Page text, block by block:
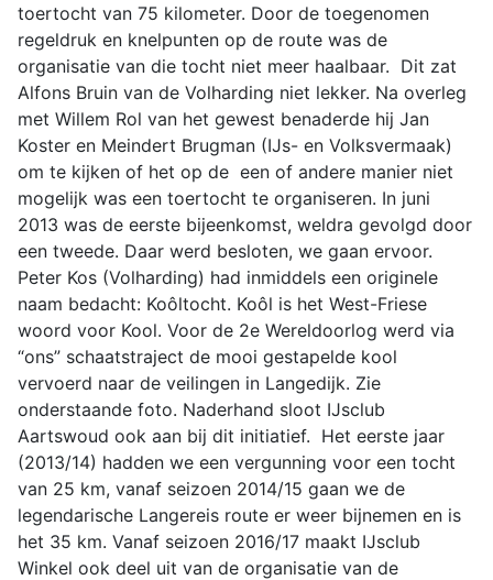
toertocht van 75 kilometer. Door de toegenomen
regeldruk en knelpunten op de route was de
organisatie van die tocht niet meer haalbaar. Dit zat
Alfons Bruin van de Volharding niet lekker. Na overleg
met Willem Rol van het gewest benaderde hij Jan
Koster en Meindert Brugman (IJs- en Volksvermaak)
om te kijken of het op de een of andere manier niet
mogelijk was een toertocht te organiseren. In juni
2013 was de eerste bijeenkomst, weldra gevolgd door
een tweede. Daar werd besloten, we gaan ervoor.
Peter Kos (Volharding) had inmiddels een originele
naam bedacht: Koôltocht. Koôl is het West-Friese
woord voor Kool. Voor de 2e Wereldoorlog werd via
“ons” schaatstraject de mooi gestapelde kool
vervoerd naar de veilingen in Langedijk. Zie
onderstaande foto. Naderhand sloot IJsclub
Aartswoud ook aan bij dit initiatief. Het eerste jaar
(2013/14) hadden we een vergunning voor een tocht
van 25 km, vanaf seizoen 2014/15 gaan we de
legendarische Langereis route er weer bijnemen en is
het 35 km. Vanaf seizoen 2016/17 maakt IJsclub
Winkel ook deel uit van de organisatie van de